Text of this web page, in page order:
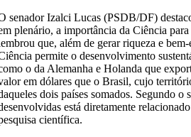
senador Izalci Lucas (PSDB/DF)
plenário, a importância da Ciência
que, além de gerar riqueza e bem-
permite o desenvolvimento
o da Alemanha e Holanda que
em dólares que o Brasil, cujo
dois países somados. Segundo o
está diretamente
científica.